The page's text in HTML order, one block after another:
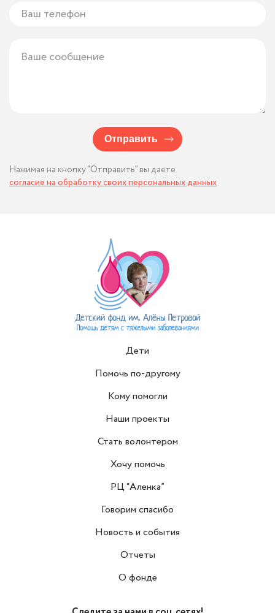
Отправить
Нажимая на кнопку “Отправить” вы даете
согласие на обработку своих персональных данных
Дети
Помочь по-другому
Кому помогли
Наши проекты
Стать волонтером
Хочу помочь
РЦ “Аленка”
Говорим спасибо
Новость и события
Отчеты
О фонде